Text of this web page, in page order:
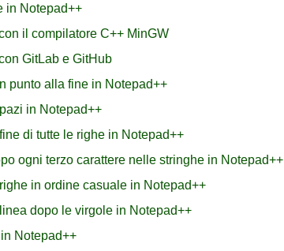
in Notepad++
il compilatore C++ MinGW
GitLab e GitHub
punto alla fine in Notepad++
in Notepad++
di tutte le righe in Notepad++
ogni terzo carattere nelle stringhe in Notepad++
in ordine casuale in Notepad++
dopo le virgole in Notepad++
Notepad++